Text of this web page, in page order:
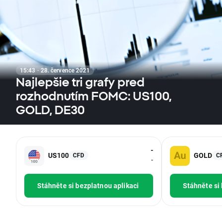
15:43 · 28. července 2021
Najlepšie tri grafy pred
rozhodnutím FOMC: US100,
GOLD, DE30
US100 CFD
-
-
Stáhněte si bezplatnou aplikaci
GOLD
Stáhněte